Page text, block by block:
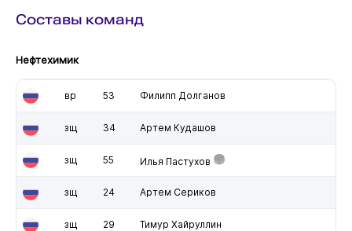
Составы команд
Нефтехимик
вр 53 Филипп Долганов
зщ 34 Артем Кудашов
зщ 55 Илья Пастухов
зщ 24 Артем Сериков
зщ 29 Тимур Хайруллин